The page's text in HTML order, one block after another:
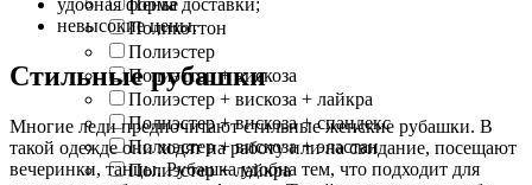
Поликоттон
Полиэстер
Полиэстер + вискоза
Полиэстер + вискоза + лайкра
Полиэстер + вискоза + спандекс
Полиэстер + вискоза + эластан
Полиэстер + лайкра
удобная форма доставки;
невысокие цены.
Стильные рубашки
Многие леди предпочитают стильные женские рубашки. В
такой одежде они ходят на работу или на свидание, посещают
вечеринки, танцы. Рубашка удобна тем, что подходит для